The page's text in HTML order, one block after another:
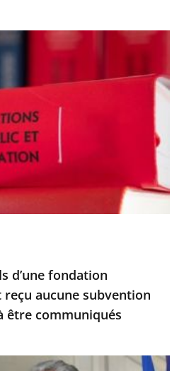
d’une fondation
reçu aucune subvention
être communiqués